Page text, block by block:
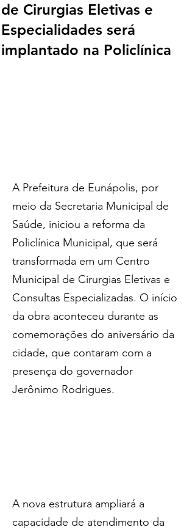
de Cirurgias Eletivas e
Especialidades será
implantado na Policlínica
A Prefeitura de Eunápolis, por
meio da Secretaria Municipal de
Saúde, iniciou a reforma da
Policlínica Municipal, que será
transformada em um Centro
Municipal de Cirurgias Eletivas e
Consultas Especializadas. O início
da obra aconteceu durante as
comemorações do aniversário da
cidade, que contaram com a
presença do governador
Jerônimo Rodrigues.
A nova estrutura ampliará a
capacidade de atendimento da